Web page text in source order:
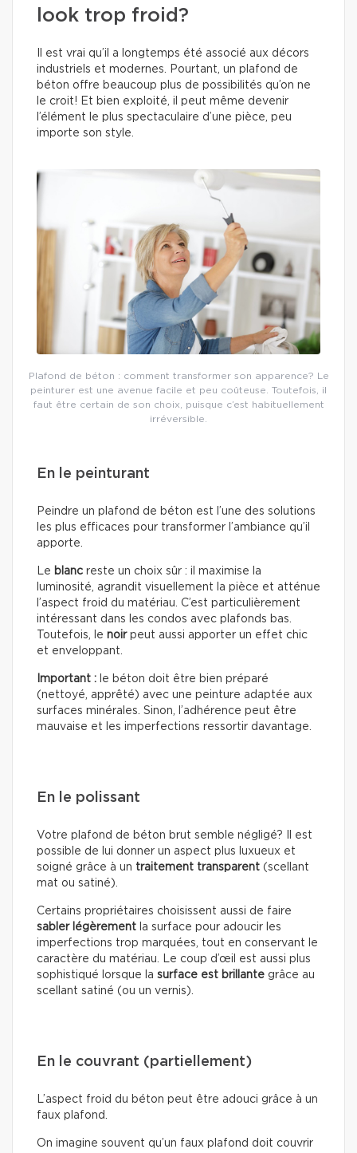
look trop froid?
Il est vrai qu’il a longtemps été associé aux décors
industriels et modernes. Pourtant, un plafond de
béton offre beaucoup plus de possibilités qu’on ne
le croit! Et bien exploité, il peut même devenir
l’élément le plus spectaculaire d’une pièce, peu
importe son style.
Plafond de béton : comment transformer son apparence? Le
peinturer est une avenue facile et peu coûteuse. Toutefois, il
faut être certain de son choix, puisque c’est habituellement
irréversible.
En le peinturant
Peindre un plafond de béton est l’une des solutions
les plus efficaces pour transformer l’ambiance qu’il
apporte.
Le blanc reste un choix sûr : il maximise la
luminosité, agrandit visuellement la pièce et atténue
l’aspect froid du matériau. C’est particulièrement
intéressant dans les condos avec plafonds bas.
Toutefois, le noirpeut aussi apporter un effet chic
et enveloppant.
Important : le béton doit être bien préparé
(nettoyé, apprêté) avec une peinture adaptée aux
surfaces minérales. Sinon, l’adhérence peut être
mauvaise et les imperfections ressortir davantage.
En le polissant
Votre plafond de béton brut semble négligé? Il est
possible de lui donner un aspect plus luxueux et
soigné grâce à un traitement transparent (scellant
mat ou satiné).
Certains propriétaires choisissent aussi de faire
sabler légèrement la surface pour adoucir les
imperfections trop marquées, tout en conservant le
caractère du matériau. Le coup d’œil est aussi plus
sophistiqué lorsque la surface est brillante grâce au
scellant satiné (ou un vernis).
En le couvrant (partiellement)
L’aspect froid du béton peut être adouci grâce à un
faux plafond.
On imagine souvent qu’un faux plafond doit couvrir